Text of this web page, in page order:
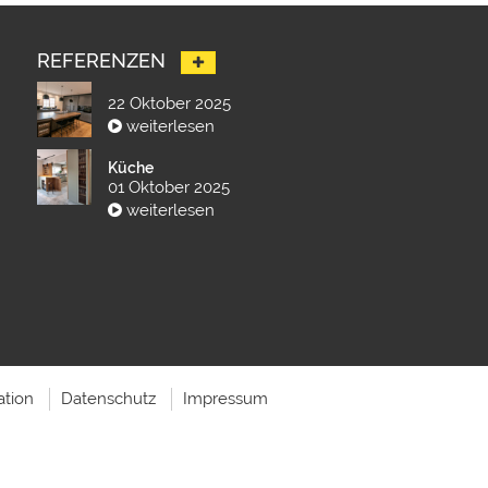
REFERENZEN
22 Oktober 2025
weiterlesen
Küche
01 Oktober 2025
weiterlesen
Datenschutz Impressum